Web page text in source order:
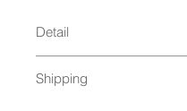
Detail
material : new bornchina
Shipping